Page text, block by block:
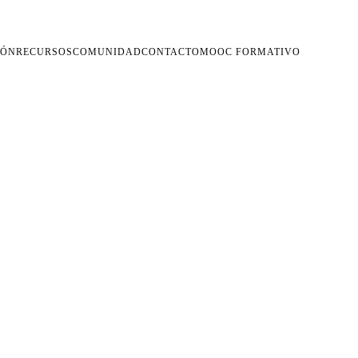
RECURSOSCOMUNIDADCONTACTOMOOC FORMATIVO